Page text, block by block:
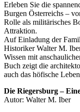
Erleben Sie die
Burgen Österreichs –
Rolle als militärisches
Attraktion.
Auf Einladung der
Historiker Walter M.
Wissen mit
Buch zeigt die
auch das höfische
Die Riegersburg –
Autor: Walter M. Iber